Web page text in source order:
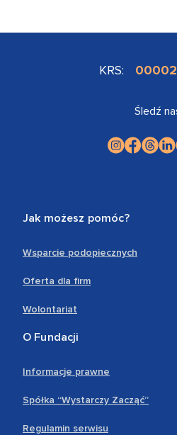
KRS:
Śledź
Jak możesz pomóc?
Wsparcie podopiecznych
Oferta dla firm
Wolontariat
O Fundacji
Informacje prawne
Spółka “Wystarczy Zacząć”
Regulamin serwisu